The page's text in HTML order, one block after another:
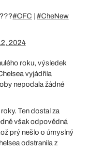
#CFC
#CheNew
2024
roku, výsledek
vyjádřila
nepodala žádné
Ten dostal za
však odpovědná
prý nešlo o úmyslný
odstranila z